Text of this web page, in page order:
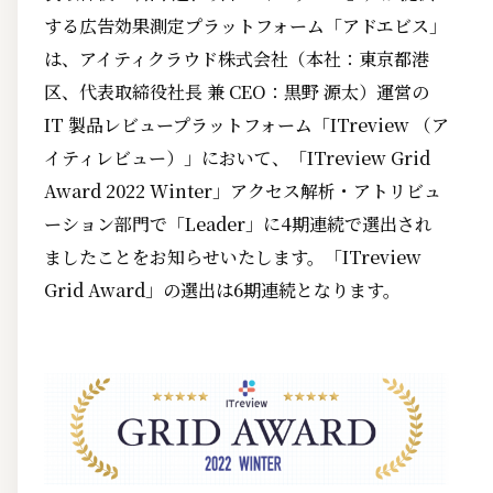
する広告効果測定プラットフォーム「アドエビス」
は、アイティクラウド株式会社（本社：東京都港
区、代表取締役社長 兼 CEO：黒野 源太）運営の
IT 製品レビュープラットフォーム「ITreview （ア
イティレビュー）」において、「ITreview Grid
Award 2022 Winter」アクセス解析・アトリビュ
ーション部門で「Leader」に4期連続で選出され
ましたことをお知らせいたします。「ITreview
Grid Award」の選出は6期連続となります。